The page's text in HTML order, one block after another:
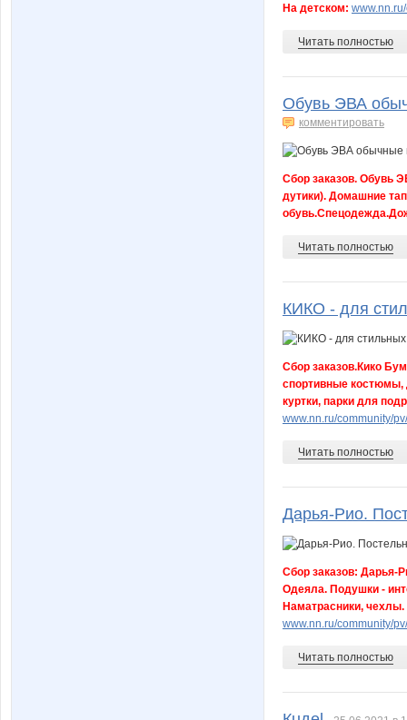
На детском:
Читать полностью
Обувь ЭВА
комментировать
Сбор заказов. Обувь
дутики). Домашние
Читать полностью
КИКО - для
Сбор заказов.Кико
спортивные костюмы,
куртки, парки для
www.nn.ru/community/
Читать полностью
Дарья-Рио.
Сбор заказов: Дарья-
Одеяла. Подушки -
Наматрасники,
www.nn.ru/community/
Читать полностью